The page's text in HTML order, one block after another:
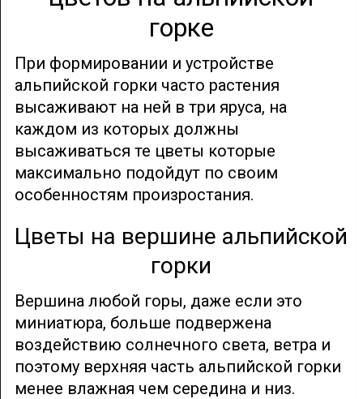
горке
При формировании и устройстве
альпийской горки часто растения
высаживают на ней в три яруса, на
каждом из которых должны
высаживаться те цветы которые
максимально подойдут по своим
особенностям произростания.
Цветы на вершине альпийской
горки
Вершина любой горы, даже если это
миниатюра, больше подвержена
воздействию солнечного света, ветра и
поэтому верхняя часть альпийской горки
менее влажная чем середина и низ.